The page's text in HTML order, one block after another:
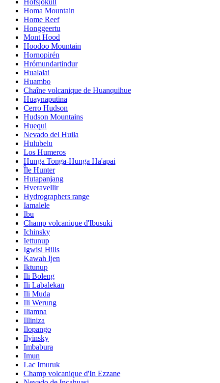
Homa Mountain
Home Reef
Honggeertu
Mont Hood
Hoodoo Mountain
Hornopirén
Hrómundartindur
Hualalai
Huambo
Chaîne volcanique de Huanquihue
Huaynaputina
Cerro Hudson
Hudson Mountains
Huequi
Nevado del Huila
Hulubelu
Los Humeros
Hunga Tonga-Hunga Ha'apai
Île Hunter
Hutapanjang
Hveravellir
Hydrographers range
Iamalele
Ibu
Champ volcanique d'Ibusuki
Ichinsky
Iettunup
Igwisi Hills
Kawah Ijen
Iktunup
Ili Boleng
Ili Labalekan
Ili Muda
Ili Werung
Iliamna
Illiniza
Ilopango
Ilyinsky
Imbabura
Imun
Lac Imuruk
Champ volcanique d'In Ezzane